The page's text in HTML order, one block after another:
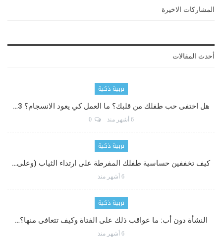
المشاركات الاخيرة
أحدث المقالات
تربية ذكية
هل اختفى حب طفلك من قلبك؟ ما العمل كي يعود الانسجام؟ 3…
6 أشهر منذ 0
تربية ذكية
كيف تخففين حساسية طفلك المفرطة على ارتداء الثياب (وعلى…
6 أشهر منذ
تربية ذكية
النشأة دون أب: ما عواقب ذلك على الفتاة وكيف تتعافى منها؟…
6 أشهر منذ